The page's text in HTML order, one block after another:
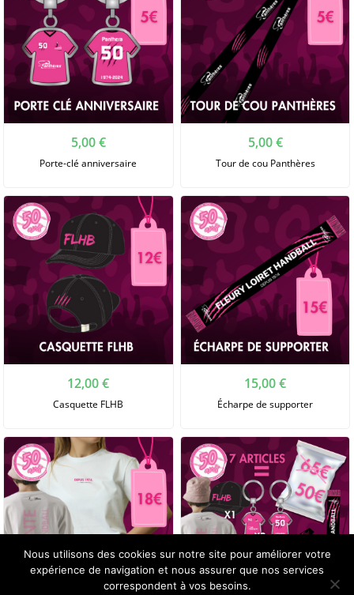
5,00€
Porte-clé anniversaire
5,00€
Tour de cou Panthères
12,00€
Casquette FLHB
15,00€
Écharpe de supporter
Nous utilisons des cookies sur notre site pour améliorer votre
expérience de navigation et nous assurer que nos services
correspondent à vos besoins.